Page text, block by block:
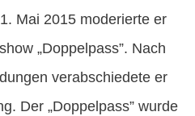
Mai 2015 moderierte er
„Doppelpass”. Nach
verabschiedete er
Der „Doppelpass” wurde